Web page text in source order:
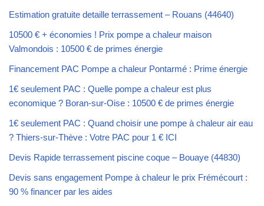
Estimation gratuite detaille terrassement – Rouans (44640)
10500 € + économies ! Prix pompe a chaleur maison
Valmondois : 10500 € de primes énergie
Financement PAC Pompe a chaleur Pontarmé : Prime énergie
1€ seulement PAC : Quelle pompe a chaleur est plus
economique ? Boran-sur-Oise : 10500 € de primes énergie
1€ seulement PAC : Quand choisir une pompe à chaleur air eau
? Thiers-sur-Thève : Votre PAC pour 1 € ICI
Devis Rapide terrassement piscine coque – Bouaye (44830)
Devis sans engagement Pompe à chaleur le prix Frémécourt :
90 % financer par les aides